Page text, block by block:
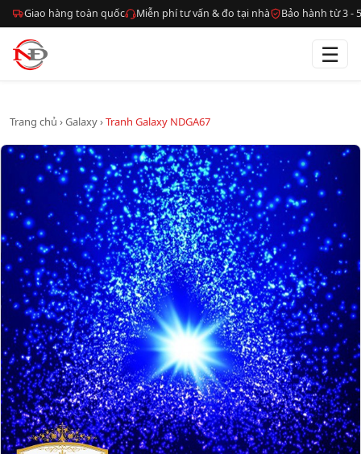
Giao hàng toàn quốc Miễn phí tư vấn & đo tại nhà Bảo hành từ 3 -
☰
Trang chủ ›Galaxy›Tranh Galaxy NDGA67